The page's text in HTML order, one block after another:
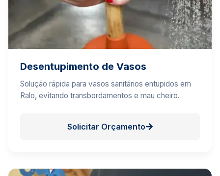
Desentupimento de Vasos
Solução rápida para vasos sanitários entupidos em
Ralo, evitando transbordamentos e mau cheiro.
Solicitar Orçamento